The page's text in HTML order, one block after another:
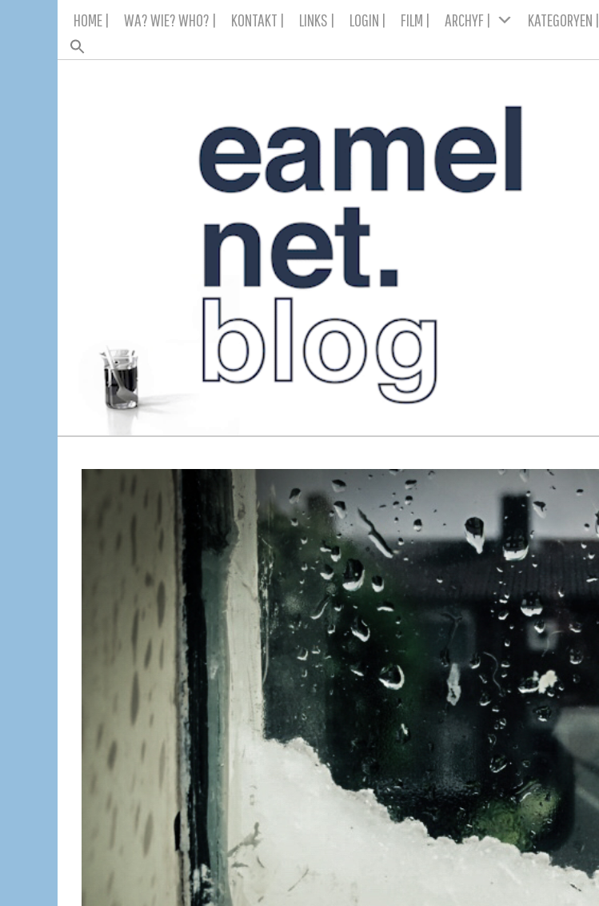
HOME | WA? WIE? WHO? | KONTAKT | LINKS | LOGIN | FILM | ARCHYF | KATEGORYEN |